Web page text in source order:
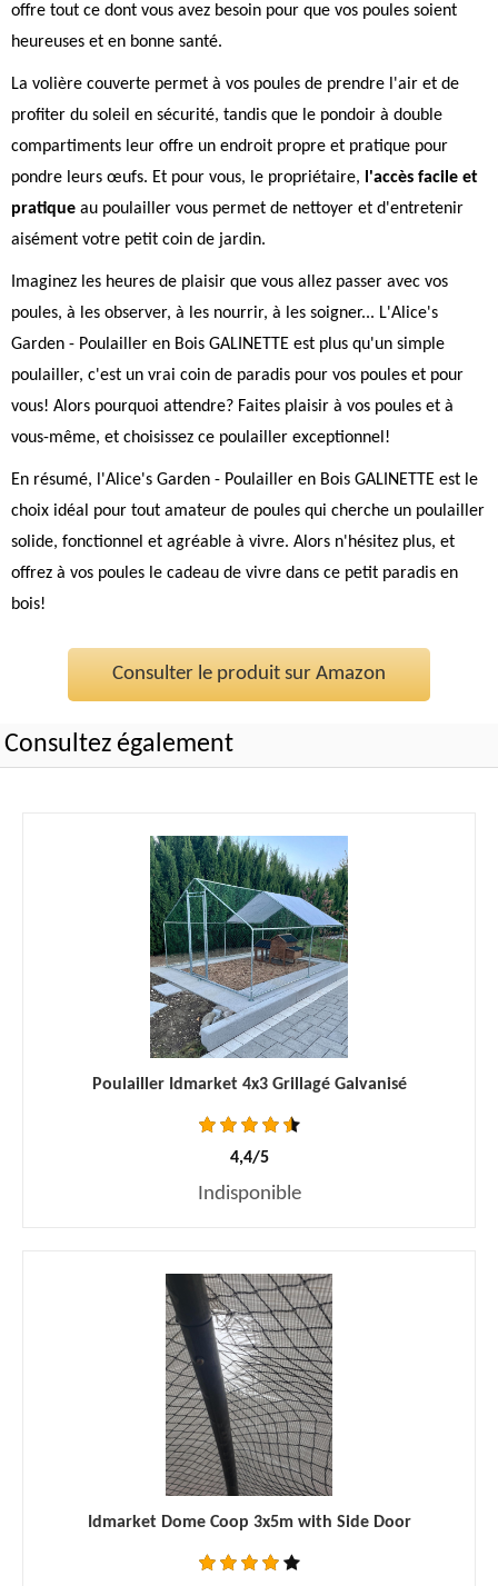
offre tout ce dont vous avez besoin pour que vos poules soient
heureuses et en bonne santé.
La volière couverte permet à vos poules de prendre l'air et de
profiter du soleil en sécurité, tandis que le pondoir à double
compartiments leur offre un endroit propre et pratique pour
pondre leurs œufs. Et pour vous, le propriétaire,
l'accès facile et
pratique au poulailler vous permet de nettoyer et d'entretenir
aisément votre petit coin de jardin.
Imaginez les heures de plaisir que vous allez passer avec vos
poules, à les observer, à les nourrir, à les soigner... L'Alice's
Garden - Poulailler en Bois GALINETTE est plus qu'un simple
poulailler, c'est un vrai coin de paradis pour vos poules et pour
vous! Alors pourquoi attendre? Faites plaisir à vos poules et à
vous-même, et choisissez ce poulailler exceptionnel!
En résumé, l'Alice's Garden - Poulailler en Bois GALINETTE est le
choix idéal pour tout amateur de poules qui cherche un poulailler
solide, fonctionnel et agréable à vivre. Alors n'hésitez plus, et
offrez à vos poules le cadeau de vivre dans ce petit paradis en
bois!
Consulter le produit sur Amazon
Consultez également
Poulailler Idmarket 4x3 Grillagé Galvanisé
4,4/5
Indisponible
Idmarket Dome Coop 3x5m with Side Door